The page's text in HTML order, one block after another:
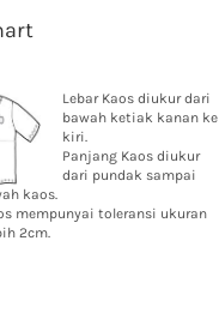
Lebar Kaos diukur dari
bawah ketiak kanan ke
kiri.
Panjang Kaos diukur
dari pundak sampai
kaos.
mempunyai toleransi ukuran
2cm.